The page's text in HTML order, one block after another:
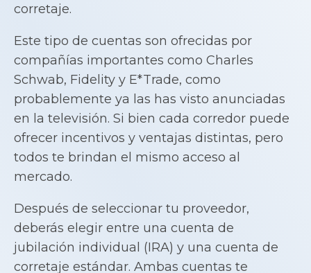
corretaje.
Este tipo de cuentas son ofrecidas por
compañías importantes como Charles
Schwab, Fidelity y E*Trade, como
probablemente ya las has visto anunciadas
en la televisión. Si bien cada corredor puede
ofrecer incentivos y ventajas distintas, pero
todos te brindan el mismo acceso al
mercado.
Después de seleccionar tu proveedor,
deberás elegir entre una cuenta de
jubilación individual (IRA) y una cuenta de
corretaje estándar. Ambas cuentas te